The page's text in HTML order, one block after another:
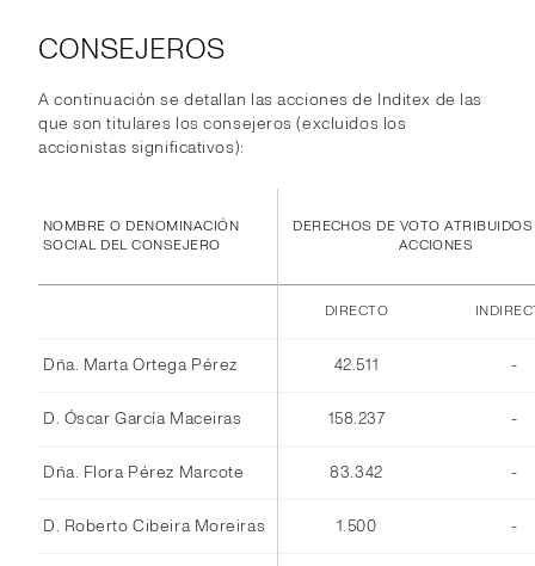
CONSEJEROS
A continuación se detallan las acciones de Inditex de las
que son titulares los consejeros (excluidos los
accionistas significativos):
NOMBRE O DENOMINACIÓN
SOCIAL DEL CONSEJERO
DERECHOS DE VOTO
ACCIONES
DIRECTO
Dña. Marta Ortega Pérez 42.511 -
D. Óscar García Maceiras 158.237 -
Dña. Flora Pérez Marcote 83.342 -
D. Roberto Cibeira Moreiras 1.500 -